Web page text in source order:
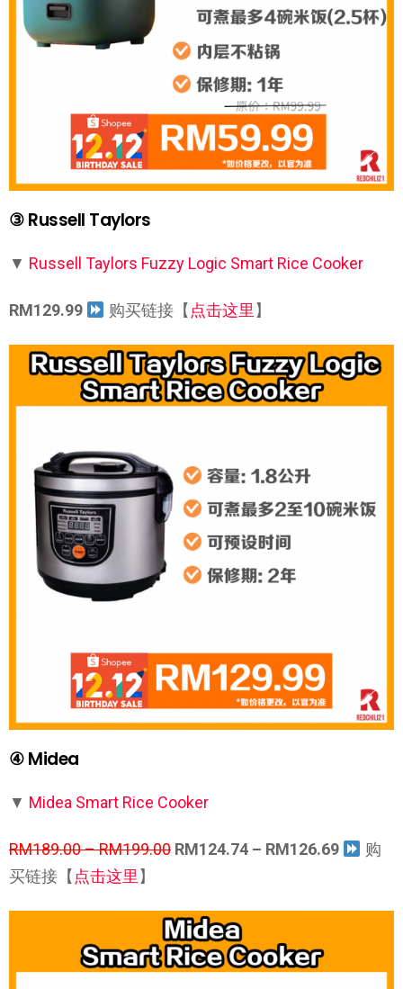
③ Russell Taylors
▼ Russell Taylors Fuzzy Logic Smart Rice Cooker
RM129.99 购买链接【 点击这里 】
④ Midea
▼ Midea Smart Rice Cooker
RM189.00 – RM199.00 RM124.74 – RM126.69
购
买链接【 点击这里 】